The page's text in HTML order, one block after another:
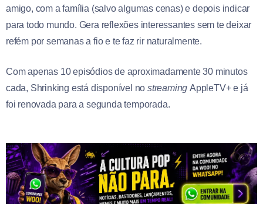
amigo, com a família (salvo algumas cenas) e depois indicar
para todo mundo. Gera reflexões interessantes sem te deixar
refém por semanas a fio e te faz rir naturalmente.
Com apenas 10 episódios de aproximadamente 30 minutos
cada, Shrinking está disponível nostreamingAppleTV+ e já
foi renovada para a segunda temporada.